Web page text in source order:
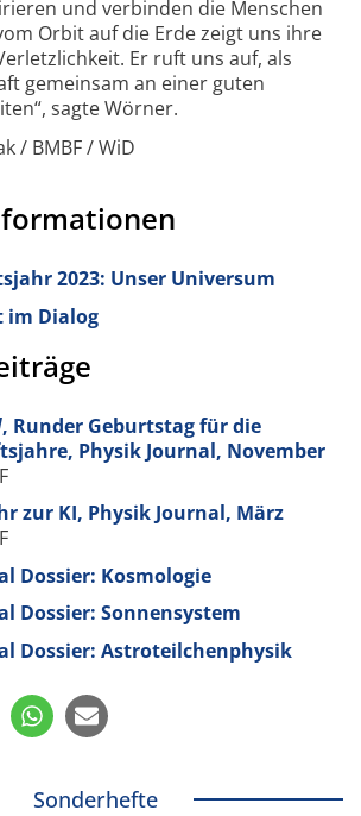
und verbinden die Menschen
Orbit auf die Erde zeigt uns ihre
Er ruft uns auf, als
gemeinsam an einer guten
sagte Wörner.
/ BMBF / WiD
2023: Unser Universum
im Dialog
, Runder Geburtstag für die
Physik Journal, November
zur KI, Physik Journal, März
Dossier: Kosmologie
Dossier: Sonnensystem
Dossier: Astroteilchenphysik
Sonderhefte